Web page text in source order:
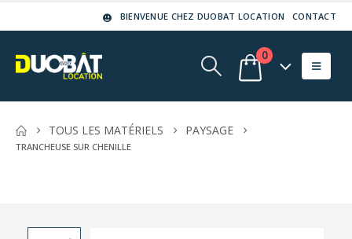
BIENVENUE CHEZ DUOBAT LOCATION CONTACT
0
TOUS LES MATÉRIELS PAYSAGE
TRANCHEUSE SUR CHENILLE